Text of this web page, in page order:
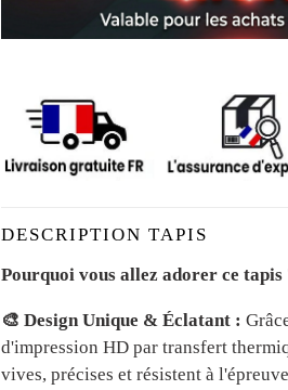
DESCRIPTION TAPIS
Pourquoi vous allez adorer ce tapis
🎨 Design Unique & Éclatant :
d'impression HD par transfert
vives, précises et résistent à